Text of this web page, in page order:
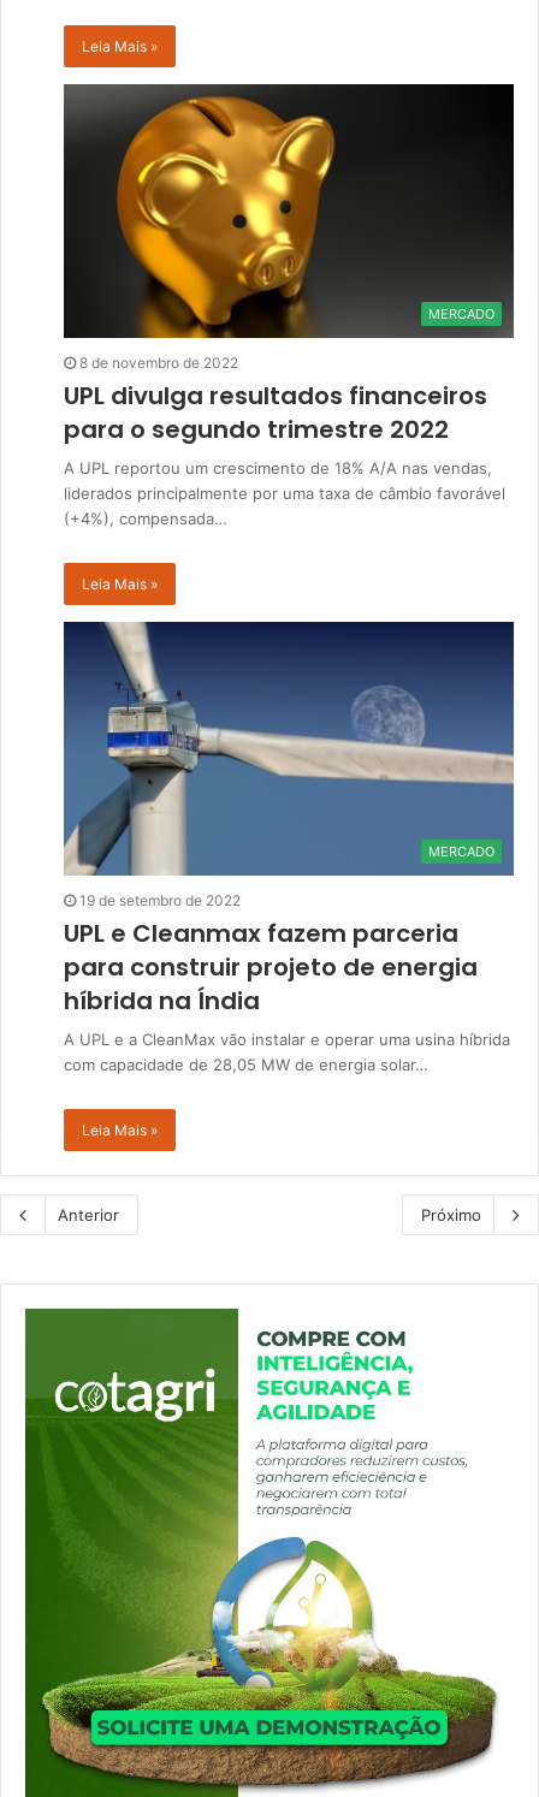
Leia Mais »
MERCADO
8 de novembro de 2022
UPL divulga resultados financeiros
para o segundo trimestre 2022
A UPL reportou um crescimento de 18% A/A nas vendas,
liderados principalmente por uma taxa de câmbio favorável
(+4%), compensada…
Leia Mais »
MERCADO
19 de setembro de 2022
UPL e Cleanmax fazem parceria
para construir projeto de energia
híbrida na Índia
A UPL e a CleanMax vão instalar e operar uma usina híbrida
com capacidade de 28,05 MW de energia solar…
Leia Mais »
Anterior Próximo